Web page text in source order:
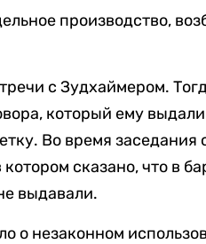
производство,
с Зудхаймером.
который ему
Во время заседания
сказано, что в
выдавали.
о незаконном